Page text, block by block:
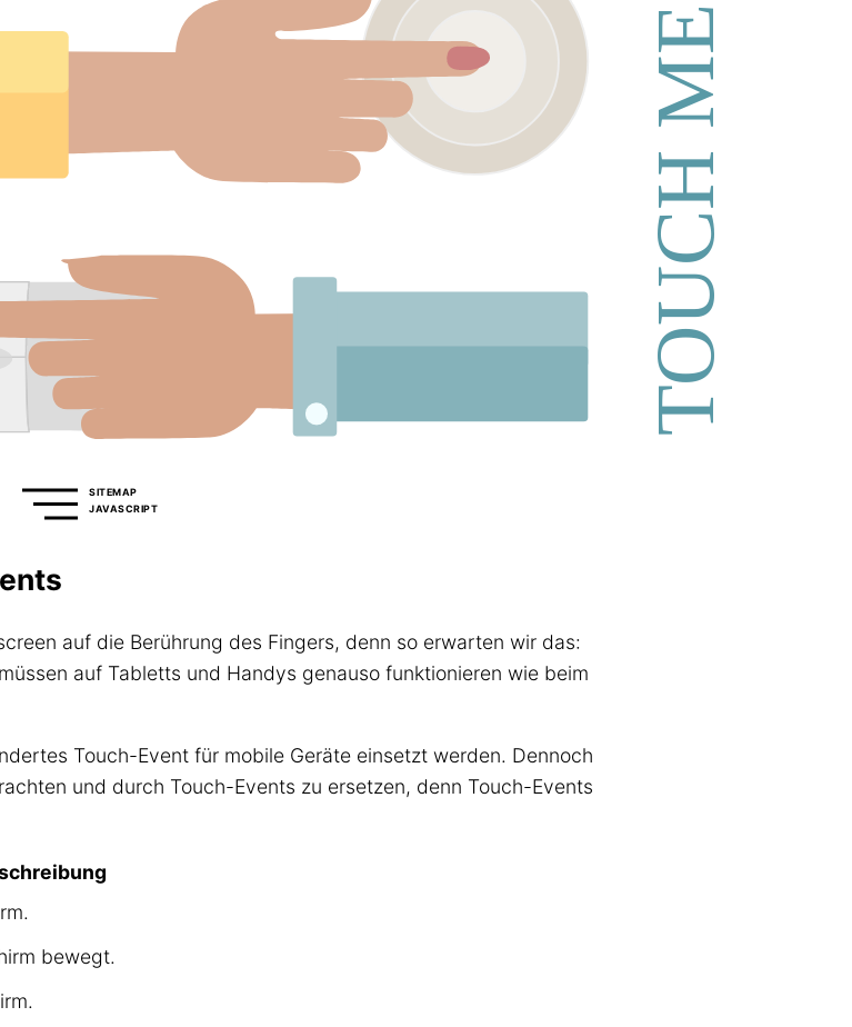
SITEMAP
JAVASCRIPT
auf die Berührung des Fingers, denn so erwarten wir das:
auf Tabletts und Handys genauso funktionieren wie beim
Touch-Event für mobile Geräte einsetzt werden. Dennoch
und durch Touch-Events zu ersetzen, denn Touch-Events
bewegt.